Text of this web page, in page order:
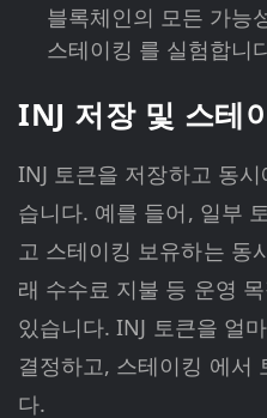
블록체인의 모든 가능
스테이킹 를 실험합니
INJ 저장 및 스테
INJ 토큰을 저장하고 동
습니다. 예를 들어, 일부
고 스테이킹 보유하는 동
래 수수료 지불 등 운영
있습니다. INJ 토큰을 얼
결정하고, 스테이킹 에서
다.